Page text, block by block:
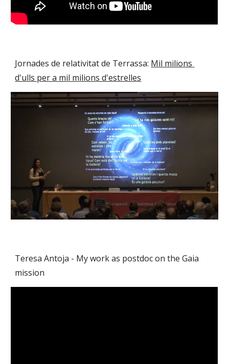
Jornades de relativitat de Terrassa: Mil milions
d'ulls per a mil milions d'estrelles
Teresa Antoja - My work as postdoc on the Gaia
mission